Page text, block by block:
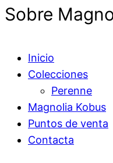
Sobre
Inicio
Colecciones
Perenne
Magnolia Kobus
Puntos de venta
Contacta